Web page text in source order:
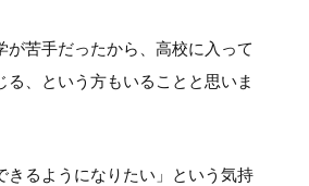
が苦手だったから、高校に入って
る、という方もいることと思いま
きるようになりたい」という気持